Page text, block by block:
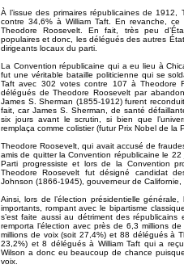
À l’issue des primaires républicaines de
contre 34,6% à William Taft. En revanche,
Theodore Roosevelt. En fait, très peu
populaires et donc, les délégués des autres
dirigeants locaux du parti.
La Convention républicaine qui a eu lieu à
fut une véritable bataille politicienne qui se
Taft avec 302 votes contre 107 à Theodore
délégués de Theodore Roosevelt par
James S. Sherman (1855-1912) furent
fait, car James S. Sherman, de santé
six jours avant le scrutin, si bien que
remplaça comme colistier (futur Prix Nobel de la
Theodore Roosevelt, qui avait accusé de
amis de quitter la Convention républicaine le
Parti progressiste et lors de la Convention
Theodore Roosevelt fut désigné candidat
Johnson (1866-1945), gouverneur de
Ainsi, lors de l’élection présidentielle
importants, rompant avec le bipartisme
s’est faite aussi au détriment des
remporta l’élection avec près de 6,3 millions
millions de voix (soit 27,4%) et 88 délégués à
23,2%) et 8 délégués à William Taft qui a
Wilson a donc eu beaucoup de chance
voix.